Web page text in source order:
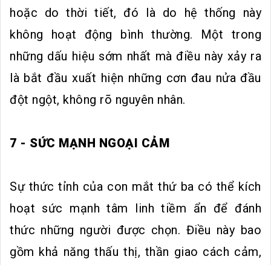
hoặc do thời tiết, đó là do hệ thống này
không hoạt động bình thường. Một trong
những dấu hiệu sớm nhất mà điều này xảy ra
là bắt đầu xuất hiện những cơn đau nửa đầu
đột ngột, không rõ nguyên nhân.
7 - SỨC MẠNH NGOẠI CẢM
Sự thức tỉnh của con mắt thứ ba có thể kích
hoạt sức mạnh tâm linh tiềm ẩn để đánh
thức những người được chọn. Điều này bao
gồm khả năng thấu thị, thần giao cách cảm,